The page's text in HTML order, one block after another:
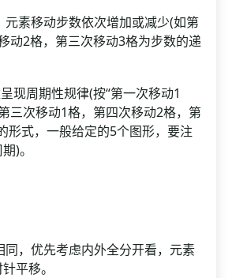
移动步数依次增加或减少(如第
动2格，第三次移动3格为步数的递
周期性规律(按“第一次移动1
三次移动1格，第四次移动2格，第
形式，一般给定的5个图形，要注
)。
优先考虑内外全分开看，元素
平移。